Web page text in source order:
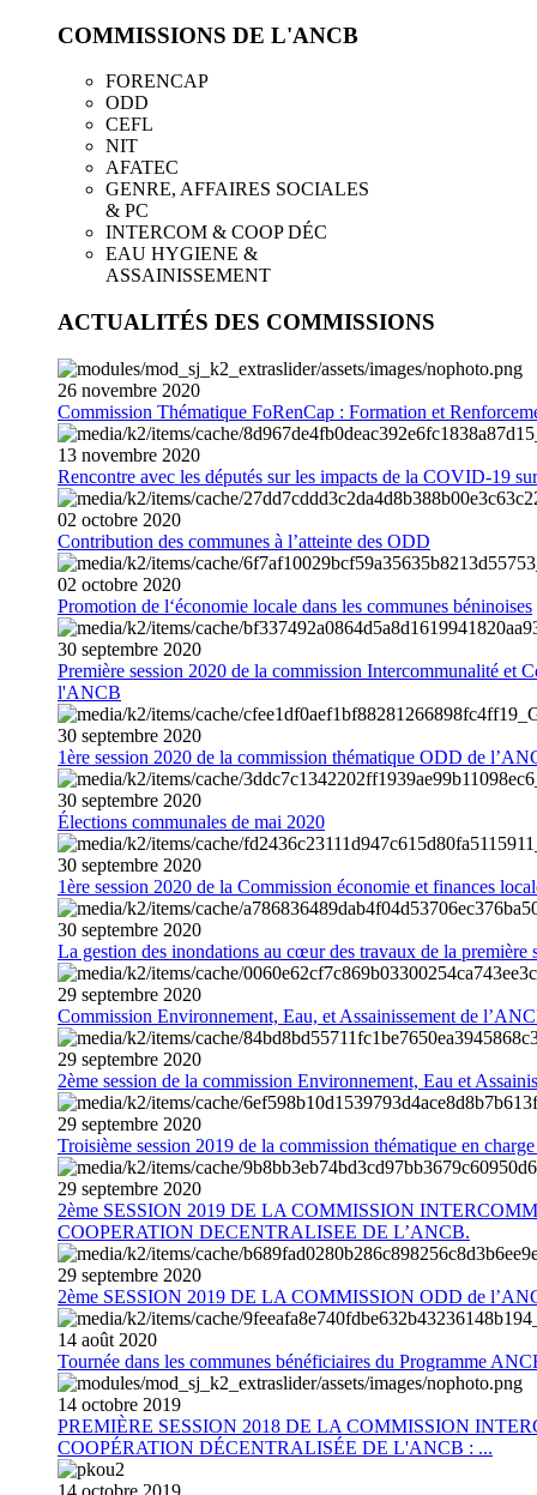
COMMISSIONS DE L'ANCB
FORENCAP
ODD
CEFL
NIT
AFATEC
GENRE, AFFAIRES SOCIALES
& PC
INTERCOM & COOP DÉC
EAU HYGIENE &
ASSAINISSEMENT
ACTUALITÉS DES COMMISSIONS
26 novembre 2020
Commission Thématique FoRenCap : Formation et
13 novembre 2020
Rencontre avec les députés sur les impacts de la COVID-19
02 octobre 2020
Contribution des communes à l’atteinte des ODD
02 octobre 2020
Promotion de l‘économie locale dans les communes béninoises
30 septembre 2020
Première session 2020 de la commission Intercommunalité et
l'ANCB
30 septembre 2020
1ère session 2020 de la commission thématique ODD de
30 septembre 2020
Élections communales de mai 2020
30 septembre 2020
1ère session 2020 de la Commission économie et finances
30 septembre 2020
La gestion des inondations au cœur des travaux de la première
29 septembre 2020
Commission Environnement, Eau, et Assainissement de
29 septembre 2020
2ème session de la commission Environnement, Eau et
29 septembre 2020
Troisième session 2019 de la commission thématique en
29 septembre 2020
2ème SESSION 2019 DE LA COMMISSION
COOPERATION DECENTRALISEE DE L’ANCB.
29 septembre 2020
2ème SESSION 2019 DE LA COMMISSION ODD de
14 août 2020
Tournée dans les communes bénéficiaires du Programme
14 octobre 2019
PREMIÈRE SESSION 2018 DE LA COMMISSION
COOPÉRATION DÉCENTRALISÉE DE L'ANCB : ...
14 octobre 2019